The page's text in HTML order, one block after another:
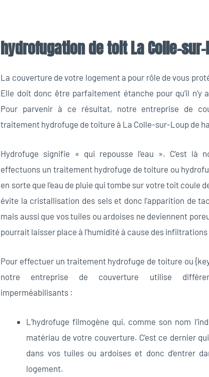
hydrofugation de toit La Colle-
La couverture de votre logement a pour rôle de vous
Elle doit donc être parfaitement étanche pour qu’il n’y
Pour parvenir à ce résultat, notre entreprise de
traitement hydrofuge de toiture à La Colle-sur-Loup de
Hydrofuge signifie « qui repousse l’eau ». C’est là
effectuons un traitement hydrofuge de toiture ou
en sorte que l’eau de pluie qui tombe sur votre toit coule
évite la cristallisation des sels et donc l’apparition de
mais aussi que vos tuiles ou ardoises ne deviennent
pourrait laisser place à l’humidité à cause des infiltrations
Pour effectuer un traitement hydrofuge de toiture ou
notre entreprise de couverture utilise
imperméabilisants :
L’hydrofuge filmogène qui, comme son nom
matériau de votre couverture. C’est ce dernier
dans vos tuiles ou ardoises et donc d’entrer
logement.